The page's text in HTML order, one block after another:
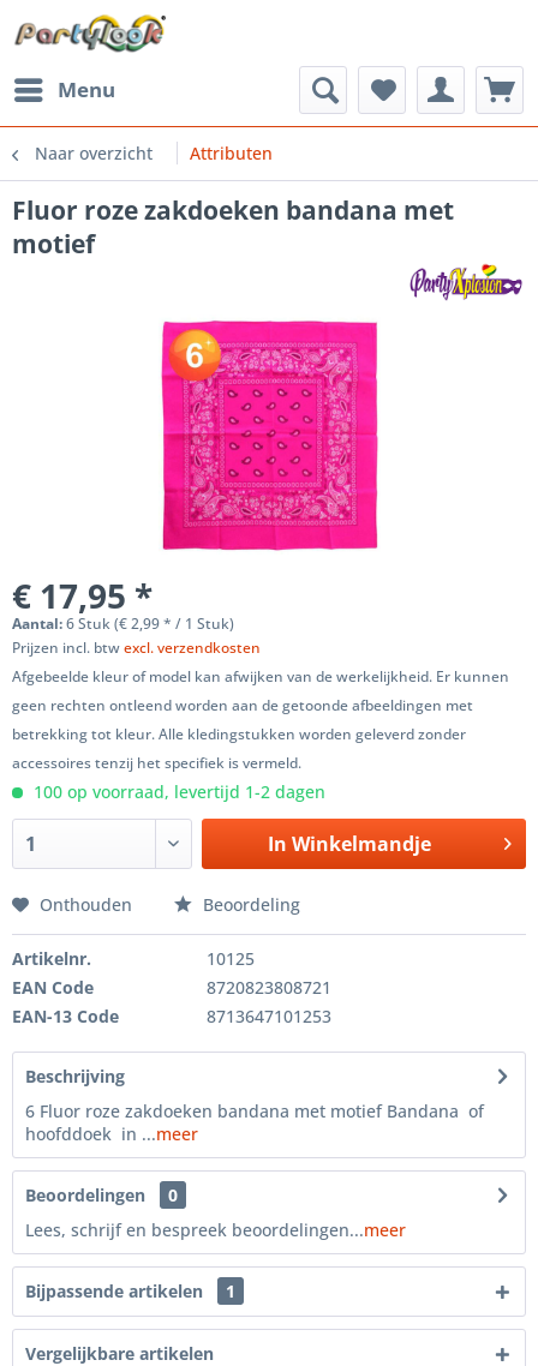
Menu
Naar overzicht Attributen
Fluor roze zakdoeken bandana met
motief
€ 17,95 *
Aantal:6 Stuk (€ 2,99 * / 1 Stuk)
Prijzen incl. btwexcl. verzendkosten
Afgebeelde kleur of model kan afwijken van de werkelijkheid. Er kunnen
geen rechten ontleend worden aan de getoonde afbeeldingen met
betrekking tot kleur. Alle kledingstukken worden geleverd zonder
accessoires tenzij het specifiek is vermeld.
100 op voorraad, levertijd 1-2 dagen
In Winkelmandje
Onthouden Beoordeling
Artikelnr.
10125
EAN Code
8720823808721
EAN-13 Code
8713647101253
Beschrijving
6 Fluor roze zakdoeken bandana met motief Bandana of
hoofddoek in ...meer
Beoordelingen
0
Lees, schrijf en bespreek beoordelingen...meer
Bijpassende artikelen 1
Vergelijkbare artikelen